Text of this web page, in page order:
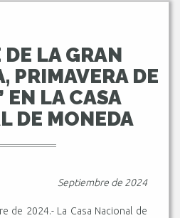
LA GRAN
PRIMAVERA DE
EN LA CASA
DE MONEDA
Septiembre de 2024
de 2024.- La Casa Nacional de